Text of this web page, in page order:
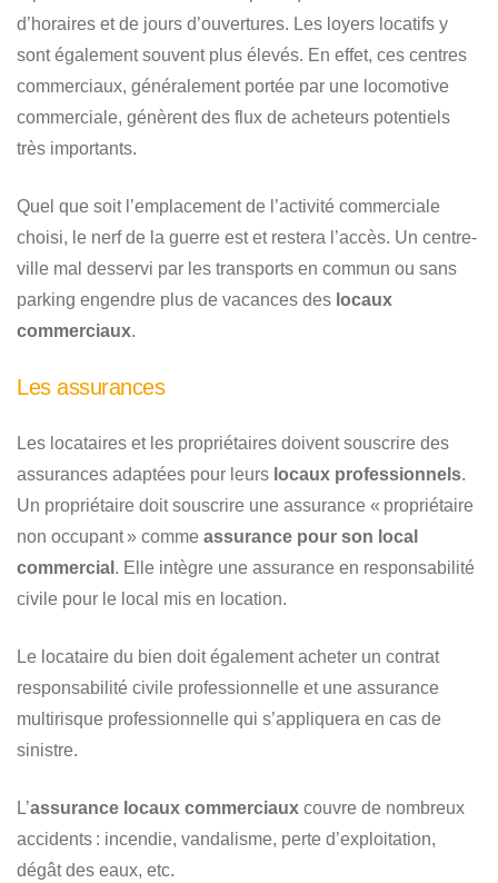
d’horaires et de jours d’ouvertures. Les loyers locatifs y
sont également souvent plus élevés. En effet, ces centres
commerciaux, généralement portée par une locomotive
commerciale, génèrent des flux de acheteurs potentiels
très importants.
Quel que soit l’emplacement de l’activité commerciale
choisi, le nerf de la guerre est et restera l’accès. Un centre-
ville mal desservi par les transports en commun ou sans
parking engendre plus de vacances des locaux
commerciaux.
Les assurances
Les locataires et les propriétaires doivent souscrire des
assurances adaptées pour leurs locaux professionnels.
Un propriétaire doit souscrire une assurance « propriétaire
non occupant » comme assurance pour son local
commercial . Elle intègre une assurance en responsabilité
civile pour le local mis en location.
Le locataire du bien doit également acheter un contrat
responsabilité civile professionnelle et une assurance
multirisque professionnelle qui s’appliquera en cas de
sinistre.
L’assurance locaux commerciaux couvre de nombreux
accidents : incendie, vandalisme, perte d’exploitation,
dégât des eaux, etc.